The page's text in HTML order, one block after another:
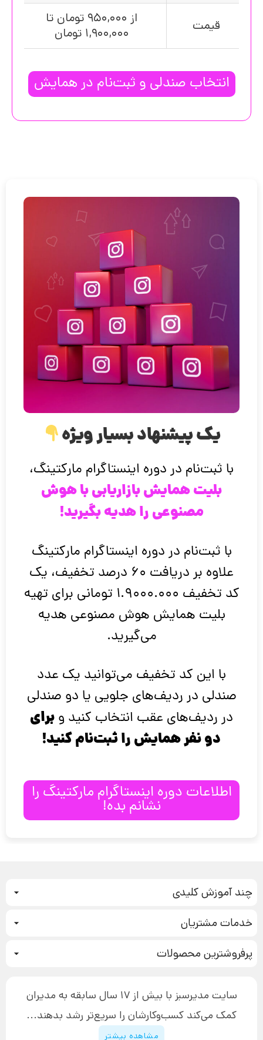
قیمت
از 950,000 تومان تا
1,900,000 تومان
انتخاب صندلی و ثبت‌نام در همایش
یک پیشنهاد بسیار ویژه
با ثبت‌نام در دوره اینستاگرام مارکتینگ،
بلیت همایش بازاریابی با هوش
مصنوعی را هدیه بگیرید!
با ثبت‌نام در دوره اینستاگرام مارکتینگ
علاوه بر دریافت 60 درصد تخفیف، یک
کد تخفیف 1.9000.000 تومانی برای تهیه
بلیت همایش هوش مصنوعی هدیه
می‌گیرید.
با این کد تخفیف می‌توانید یک عدد
صندلی در ردیف‌های جلویی یا دو صندلی
در ردیف‌های عقب انتخاب کنید و برای
دو نفر همایش را ثبت‌نام کنید!
اطلاعات دوره اینستاگرام مارکتینگ را
نشانم بده!
چند آموزش کلیدی
بازاریابی عصبی
تبلیغ نویسی
افزایش عملکرد
چگونه کتاب بنویسیم
دوره اینستاگرام
خدمات مشتریان
آموزش دسترسی به دانلود فایل‌ها
پیگیری سفارش
پشتیبانی
قوانین و مقررات سایت
پرفروشترین محصولاتدوره جدید سیستم سازی
سایت مدیرسبز با بیش از 17 سال سابقه به مدیران
کمک می‌کند کسب‌و‌کارشان را سریع‌تر رشد بدهند...
مشاهده بیشتر